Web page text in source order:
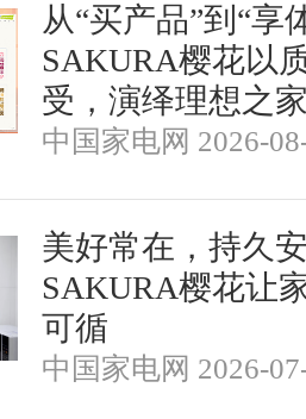
从“买产品”到“享
SAKURA樱花以
受，演绎理想之
中国家电网 2026-
美好常在，持久
SAKURA樱花让
可循
中国家电网 2026-